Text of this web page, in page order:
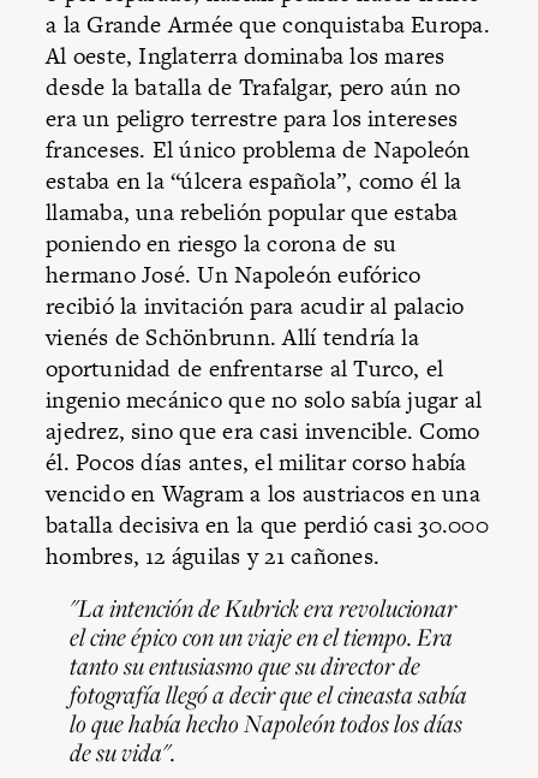
a la Grande Armée que conquistaba Europa.
Al oeste, Inglaterra dominaba los mares
desde la batalla de Trafalgar, pero aún no
era un peligro terrestre para los intereses
franceses. El único problema de Napoleón
estaba en la “úlcera española”, como él la
llamaba, una rebelión popular que estaba
poniendo en riesgo la corona de su
hermano José. Un Napoleón eufórico
recibió la invitación para acudir al palacio
vienés de Schönbrunn. Allí tendría la
oportunidad de enfrentarse al Turco, el
ingenio mecánico que no solo sabía jugar al
ajedrez, sino que era casi invencible. Como
él. Pocos días antes, el militar corso había
vencido en Wagram a los austriacos en una
batalla decisiva en la que perdió casi 30.000
hombres, 12 águilas y 21 cañones.
"La intención de Kubrick era revolucionar
el cine épico con un viaje en el tiempo. Era
tanto su entusiasmo que su director de
fotografía llegó a decir que el cineasta sabía
lo que había hecho Napoleón todos los días
de su vida".